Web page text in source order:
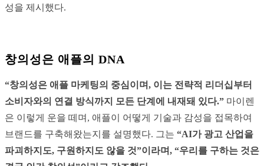
성을 제시했다.
창의성은 애플의 DNA
“창의성은 애플 마케팅의 중심이며, 이는 전략적 리더십부터
소비자와의 연결 방식까지 모든 단계에 내재돼 있다.” 마이렌
은 이렇게 운을 떼며, 애플이 어떻게 기술과 감성을 접목하여
브랜드를 구축해왔는지를 설명했다. 그는 “AI가 광고 산업을
파괴하지도, 구원하지도 않을 것”이라며, “우리를 구하는 것은